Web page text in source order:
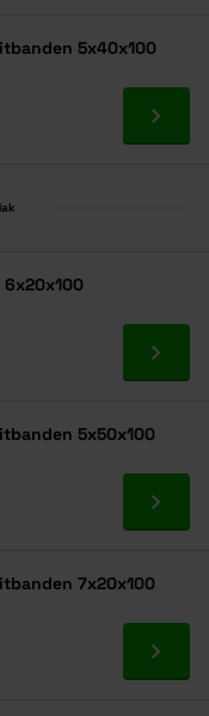
5x40x100
Ga
Ga
5x50x100
Ga
7x20x100
Ga